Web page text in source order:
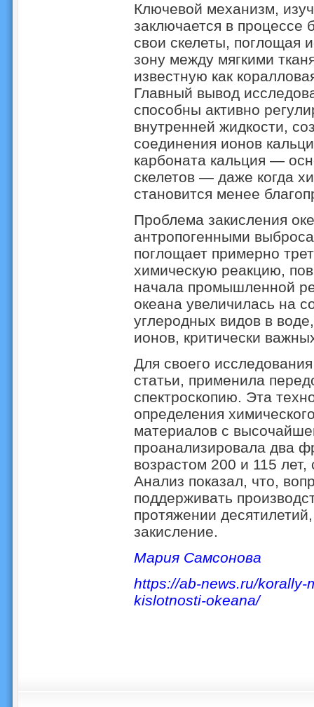
Ключевой механизм,
заключается в процессе
свои скелеты, поглощая
зону между мягкими
известную как
Главный вывод
способны активно
внутренней жидкости,
соединения ионов
карбоната кальция —
скелетов — даже когда
становится менее
Проблема закисления
антропогенными
поглощает примерно
химическую реакцию,
начала промышленной
океана увеличилась на
углеродных видов в
ионов, критически
Для своего
статьи, применила
спектроскопию. Эта
определения
материалов с
проанализировала два
возрастом 200 и 115
Анализ показал, что,
поддерживать
протяжении
закисление.
Мария Самсонова
https://ab-news.ru/
kislotnosti-okeana/